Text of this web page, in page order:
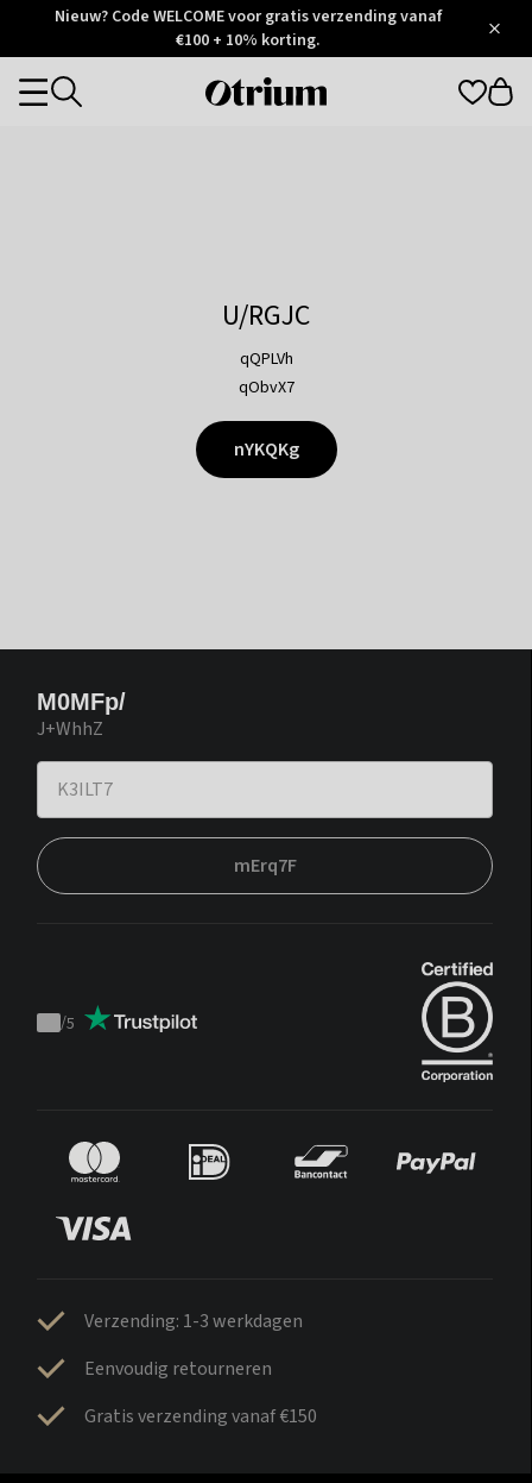
Otrium
Trustpilot
Nieuw? Code WELCOME voor gratis verzending vanaf
€100 + 10% korting.
Otrium
Categories
U/RGJC
qQPLVh
qObvX7
nYKQKg
M0MFp/
J+WhhZ
mErq7F
Trustpilot
/5
Verzending: 1-3 werkdagen
Eenvoudig retourneren
Gratis verzending vanaf €150